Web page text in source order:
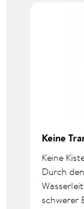
Keine
Keine
Durch
schwerer